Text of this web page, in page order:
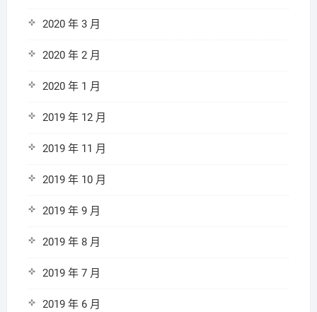
2020 年 3 月
2020 年 2 月
2020 年 1 月
2019 年 12 月
2019 年 11 月
2019 年 10 月
2019 年 9 月
2019 年 8 月
2019 年 7 月
2019 年 6 月